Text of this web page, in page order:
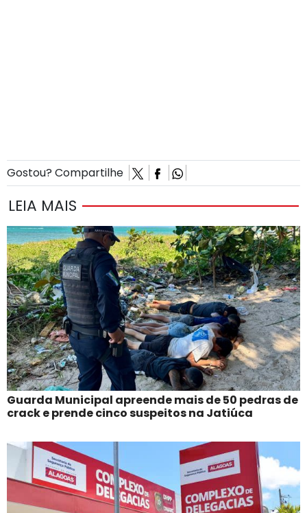
Gostou? Compartilhe
LEIA MAIS
Guarda Municipal apreende mais de 50 pedras de
crack e prende cinco suspeitos na Jatiúca